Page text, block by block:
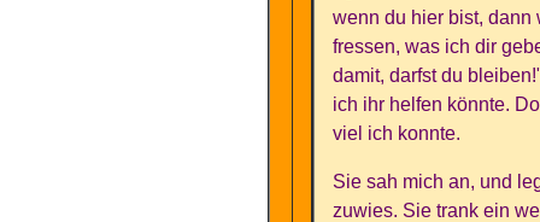
wenn du hier bist, dann
fressen, was ich dir
damit, darfst du
ich ihr helfen könnte.
viel ich konnte.
Sie sah mich an, und
zuwies. Sie trank ein